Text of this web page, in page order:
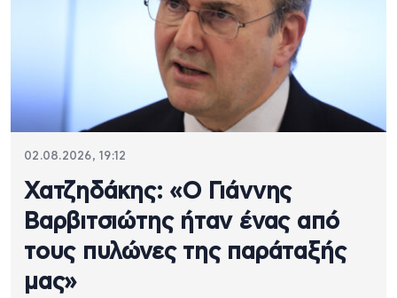
02.08.2026, 19:12
Χατζηδάκης: «O Γιάννης
Βαρβιτσιώτης ήταν ένας από
τους πυλώνες της παράταξής
μας»